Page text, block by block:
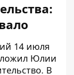
14 июля
Юлии
. В